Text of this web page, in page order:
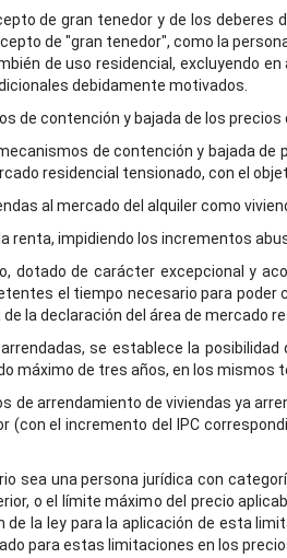
de gran tenedor y de los
de "gran tenedor", como la
de uso residencial, excluyendo
debidamente motivados.
de contención y bajada de los precios
de contención y bajada
residencial tensionado, con el
al mercado del alquiler como
renta, impidiendo los incrementos
dotado de carácter excepcional y
el tiempo necesario para poder
la declaración del área de mercado
se establece la
máximo de tres años, en los mismos
de arrendamiento de viviendas ya
(con el incremento del IPC
sea una persona jurídica con
o el límite máximo del precio
de la ley para la aplicación de esta
para estas limitaciones en los